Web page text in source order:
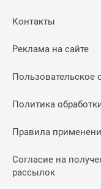
Контакты
Реклама на сайте
Пользовательское
Политика
Правила
Согласие на
рассылок